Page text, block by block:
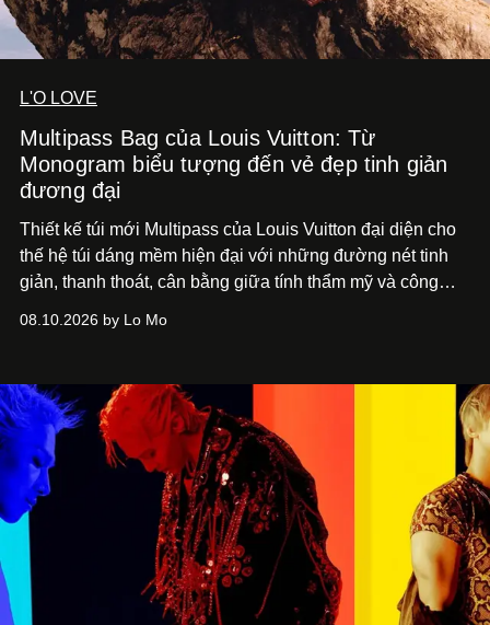
L'O LOVE
Multipass Bag của Louis Vuitton: Từ
Monogram biểu tượng đến vẻ đẹp tinh giản
đương đại
Thiết kế túi mới Multipass của Louis Vuitton đại diện cho
thế hệ túi dáng mềm hiện đại với những đường nét tinh
giản, thanh thoát, cân bằng giữa tính thẩm mỹ và công
08.10.2026 by Lo Mo